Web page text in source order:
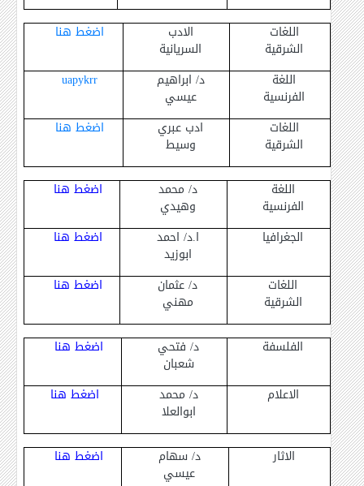
اللغات
الشرقية
الادب
السريانية
اضغط هنا
اللغة
الفرنسية
د/ ابراهيم
عيسي
uapykrr
اللغات
الشرقية
ادب عبري
وسيط
اضغط هنا
اللغة
الفرنسية
د/ محمد
وهيدي
اضغط هنا
الجغرافيا ا.د/ احمد
ابوزيد
اضغط هنا
اللغات
الشرقية
د/ عثمان
مهني
اضغط هنا
الفلسفة د/ فتحي
شعبان
اضغط هنا
الاعلام د/ محمد
ابوالعلا
اضغط هنا
الاثار د/ سهام
عيسي
اضغط هنا